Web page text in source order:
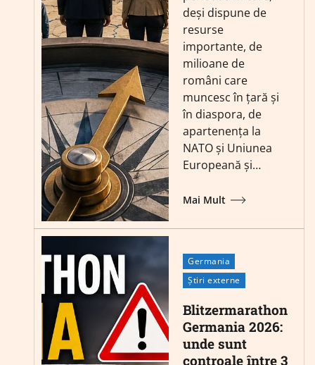
deși dispune de
resurse
importante, de
milioane de
români care
muncesc în țară și
în diaspora, de
apartenența la
NATO și Uniunea
Europeană și…
Mai Mult
Germania
Știri externe
Blitzermarathon
Germania 2026:
unde sunt
controale între 3